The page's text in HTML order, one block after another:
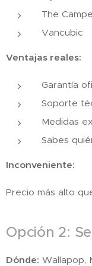
The
Vancubic
Ventajas reales:
Garantía
Soporte
Medidas
Sabes
Inconveniente:
Precio más alto
Opción 2:
Dónde: Wallapop,